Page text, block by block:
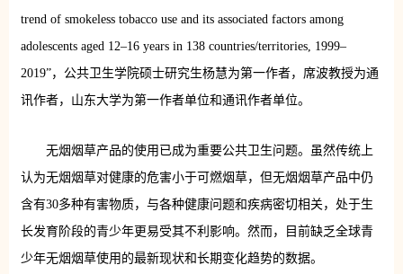
trend of smokeless tobacco use and its associated factors among
adolescents aged 12–16 years in 138 countries/territories, 1999–
2019”，公共卫生学院硕士研究生杨慧为第一作者，席波教授为通
讯作者，山东大学为第一作者单位和通讯作者单位。
无烟烟草产品的使用已成为重要公共卫生问题。虽然传统上
认为无烟烟草对健康的危害小于可燃烟草，但无烟烟草产品中仍
含有30多种有害物质，与各种健康问题和疾病密切相关，处于生
长发育阶段的青少年更易受其不利影响。然而，目前缺乏全球青
少年无烟烟草使用的最新现状和长期变化趋势的数据。